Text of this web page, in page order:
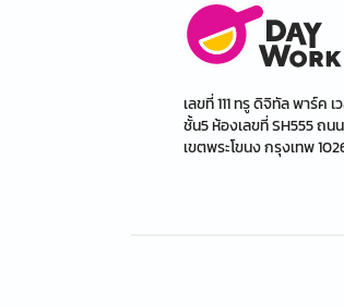
เลขที่ 111 ทรู ดิจิทัล พาร์ค
ชั้น5 ห้องเลขที่ SH555 ถ
เขตพระโขนง กรุงเทพ